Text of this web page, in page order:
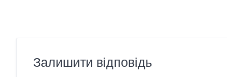
Залишити відповідь